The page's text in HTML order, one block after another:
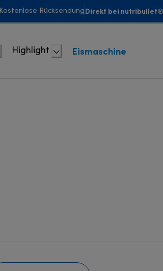
Kostenlose Rücksendung Direkt bei
Highlight Eismaschine